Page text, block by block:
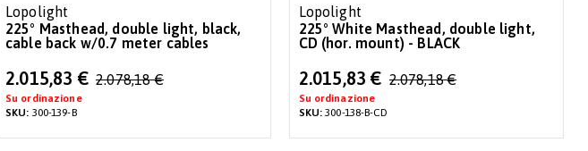
Lopolight
225° Masthead, double light, black,
cable back w/0.7 meter cables
Special
Price
2.015,83 € 2.078,18 €
Su ordinazione
SKU: 300-139-B
Lopolight
225° White Masthead, double light,
CD (hor. mount) - BLACK
Special
Price
2.015,83 € 2.078,18 €
Su ordinazione
SKU:300-138-B-CD